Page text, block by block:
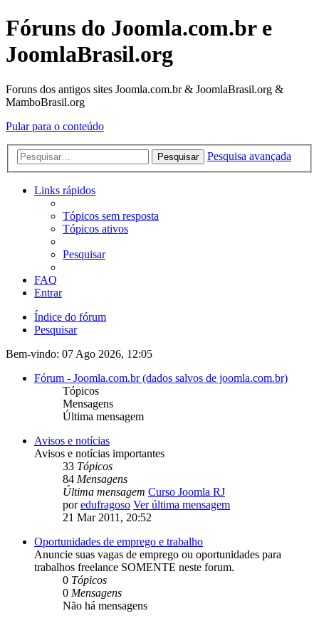
Fóruns do Joomla.com.br e
JoomlaBrasil.org
Foruns dos antigos sites Joomla.com.br & JoomlaBrasil.org &
MamboBrasil.org
Pular para o conteúdo
Pesquisar Pesquisa avançada
Links rápidos
Tópicos sem resposta
Tópicos ativos
Pesquisar
FAQ
Entrar
Índice do fórum
Pesquisar
Bem-vindo: 07 Ago 2026, 12:05
Fórum - Joomla.com.br (dados salvos de joomla.com.br)
Tópicos
Mensagens
Última mensagem
Avisos e notícias
Avisos e notícias importantes
33 Tópicos
84 Mensagens
Última mensagem Curso Joomla RJ
poredufragoso Ver última mensagem
21 Mar 2011, 20:52
Oportunidades de emprego e trabalho
Anuncie suas vagas de emprego ou oportunidades para
trabalhos freelance SOMENTE neste forum.
0 Tópicos
0 Mensagens
Não há mensagens